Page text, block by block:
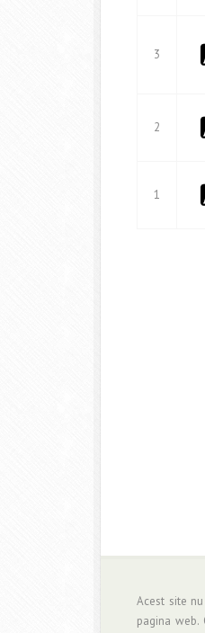
3
2
1
Acest site
pagina web.